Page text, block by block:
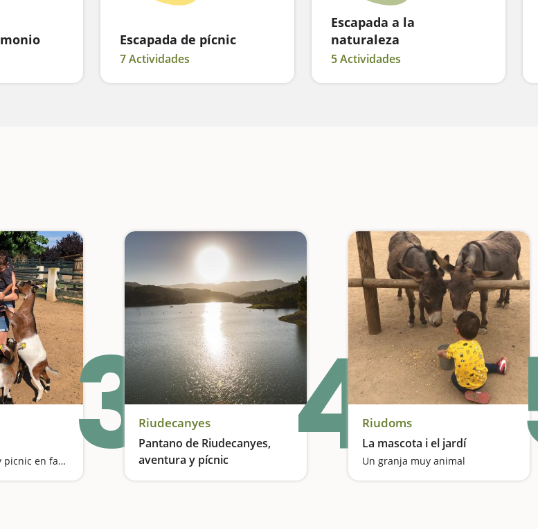
Escapada de pícnic
7 Actividades
Escapada a la
naturaleza
5 Actividades
Animales, juegos y picnic en familia 3Riudecanyes
Pantano de Riudecanyes,
aventura y pícnic
Un pantano con vistas al mar y zona de picnic4Riudoms
La mascota i el jardí
Un granja muy animal